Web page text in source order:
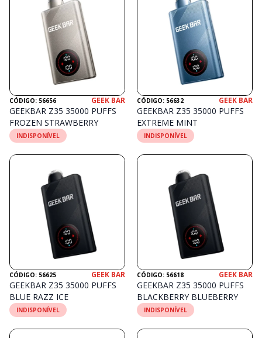
CÓDIGO: 56656 GEEK BAR
GEEKBAR Z35 35000 PUFFS
FROZEN STRAWBERRY
INDISPONÍVEL
CÓDIGO: 56632 GEEK BAR
GEEKBAR Z35 35000 PUFFS
EXTREME MINT
INDISPONÍVEL
CÓDIGO: 56625 GEEK BAR
GEEKBAR Z35 35000 PUFFS
BLUE RAZZ ICE
INDISPONÍVEL
CÓDIGO: 56618 GEEK BAR
GEEKBAR Z35 35000 PUFFS
BLACKBERRY BLUEBERRY
INDISPONÍVEL